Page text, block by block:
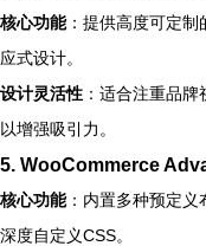
核心功能：提供高度可定制
应式设计。
设计灵活性 ：适合注重品
以增强吸引力。
5. WooCommerce
核心功能：内置多种预定义
深度自定义CSS。